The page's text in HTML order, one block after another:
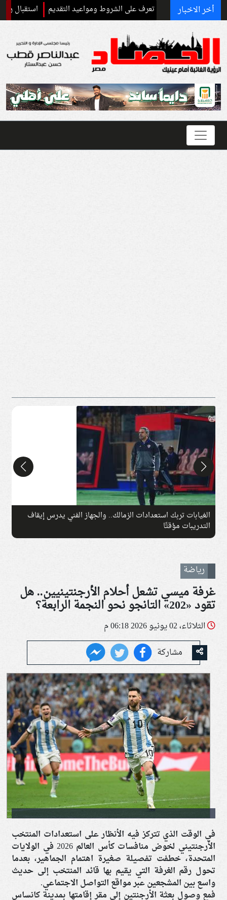
أخر الاخبار استقبال رسمي
الغيابات تربك استعدادات الزمالك.. والجهاز الفني يدرس إيقاف
التدريبات مؤقتًا
رياضة
غرفة ميسي تشعل أحلام الأرجنتينيين.. هل
تقود «202» التانجو نحو النجمة الرابعة؟
الثلاثاء، 02 يونيو 2026 06:18 م
مشاركة
في الوقت الذي تتركز فيه الأنظار على استعدادات المنتخب
الأرجنتيني لخوض منافسات كأس العالم 2026 في الولايات
المتحدة، خطفت تفصيلة صغيرة اهتمام الجماهير، بعدما
تحول رقم الغرفة التي يقيم بها قائد المنتخب إلى حديث
واسع بين المشجعين عبر مواقع التواصل الاجتماعي.
فمع وصول بعثة الأرجنتين إلى مقر إقامتها بمدينة كانساس